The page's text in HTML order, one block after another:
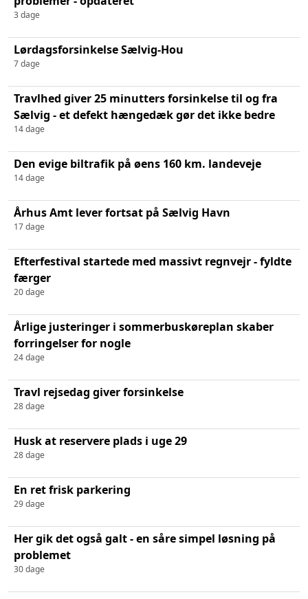
3 dage
Lørdagsforsinkelse Sælvig-Hou
7 dage
Travlhed giver 25 minutters forsinkelse til og fra
Sælvig - et defekt hængedæk gør det ikke bedre
14 dage
Den evige biltrafik på øens 160 km. landeveje
14 dage
Århus Amt lever fortsat på Sælvig Havn
17 dage
Efterfestival startede med massivt regnvejr - fyldte
færger
20 dage
Årlige justeringer i sommerbuskøreplan skaber
forringelser for nogle
24 dage
Travl rejsedag giver forsinkelse
28 dage
Husk at reservere plads i uge 29
28 dage
En ret frisk parkering
29 dage
Her gik det også galt - en såre simpel løsning på
problemet
30 dage